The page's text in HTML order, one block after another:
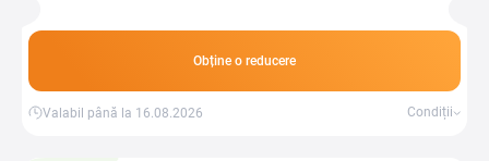
Obține o reducere
Valabil până la 16.08.2026 Condiții